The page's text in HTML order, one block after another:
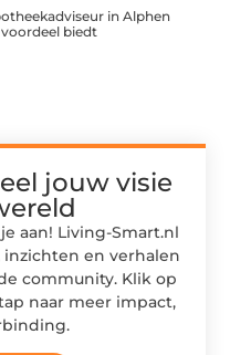
in Alphen
voordeel biedt
jouw visie
aan! Living-Smart.nl
en verhalen
community. Klik op
naar meer impact,